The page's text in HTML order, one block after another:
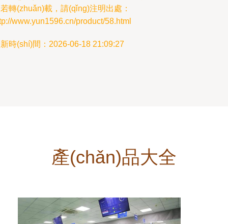
轉(zhuǎn)載，請(qǐng)注明出處：
www.yun1596.cn/product/58.html
時(shí)間：2026-06-18 21:09:27
產(chǎn)品大全